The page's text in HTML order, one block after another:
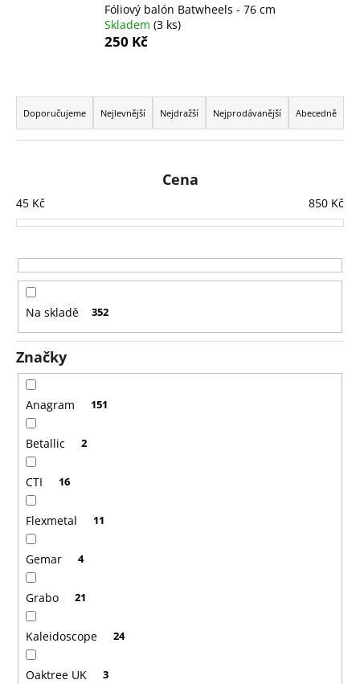
Fóliový balón Batwheels - 76 cm
Skladem (3 ks)
250 Kč
Ř
a
z
í
p
o
d
u
k
t
ů
Doporučujeme Nejlevnější Nejdražší Nejprodávanější Abecedně
Cena
45 Kč 850 Kč
Na skladě 352
Značky
Anagram 151
Betallic 2
CTI 16
Flexmetal 11
Gemar 4
Grabo 21
Kaleidoscope 24
Oaktree UK 3
88
CM
105